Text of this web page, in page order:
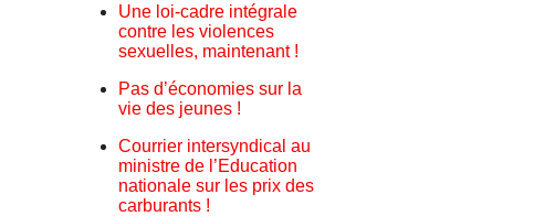
Une loi-cadre intégrale
contre les violences
sexuelles, maintenant !
Pas d’économies sur la
vie des jeunes !
Courrier intersyndical au
ministre de l’Education
nationale sur les prix des
carburants !